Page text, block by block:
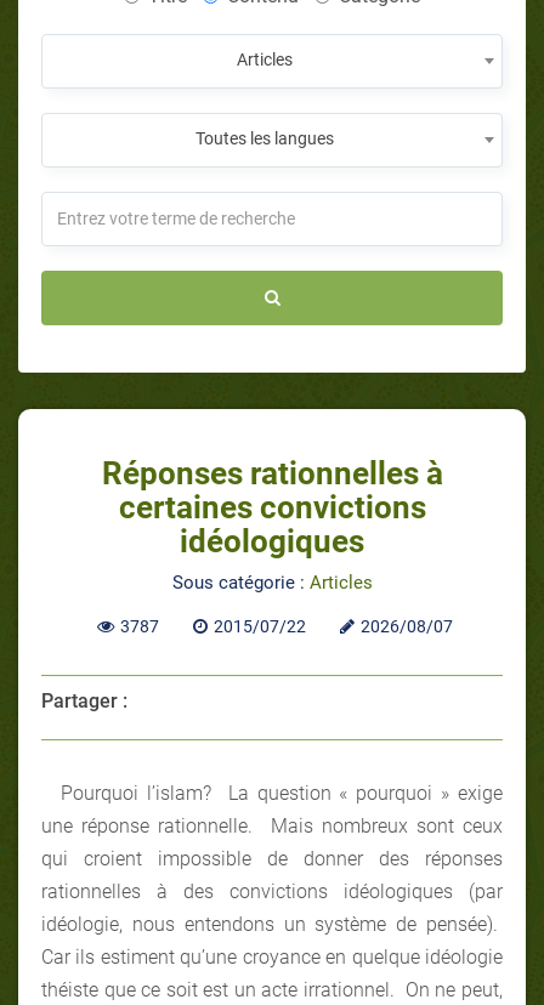
Articles
Toutes les langues
Réponses rationnelles à
certaines convictions
idéologiques
Sous catégorie : Articles
3787 2015/07/22 2026/08/07
Partager :
Pourquoi l’islam? La question « pourquoi » exige
une réponse rationnelle. Mais nombreux sont ceux
qui croient impossible de donner des réponses
rationnelles à des convictions idéologiques (par
idéologie, nous entendons un système de pensée).
Car ils estiment qu’une croyance en quelque idéologie
théiste que ce soit est un acte irrationnel. On ne peut,